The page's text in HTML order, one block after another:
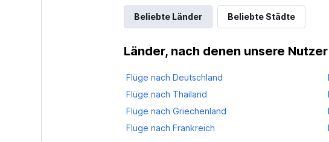
Beliebte Länder Beliebte Städte
Länder, nach denen unsere
Flüge nach Deutschland
Flüge nach Thailand
Flüge nach Griechenland
Flüge nach Frankreich